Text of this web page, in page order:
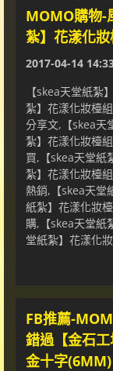
MOMO購物-
紮】花漾化妝
2017-04-14
【skea天堂紙紮
紮】花漾化妝檯
分享文,【skea天
紮】花漾化妝檯
買,【skea天堂紙
紮】花漾化妝檯
熱銷,【skea天堂
紙紮】花漾化妝
購,【skea天堂紙
堂紙紮】花漾化
FB推薦-
錯過【金石
金十字(6MM)